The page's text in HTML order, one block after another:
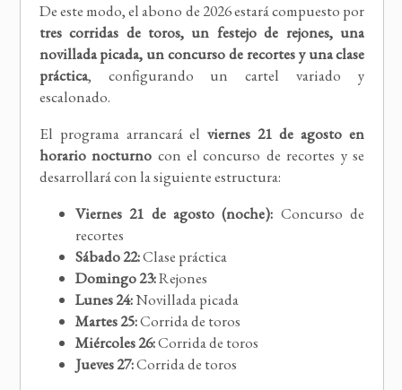
De este modo, el abono de 2026 estará compuesto por
tres corridas de toros, un festejo de rejones, una
novillada picada, un concurso de recortes y una clase
práctica, configurando un cartel variado y
escalonado.
El programa arrancará elviernes 21 de agosto en
horario nocturno con el concurso de recortes y se
desarrollará con la siguiente estructura:
Viernes 21 de agosto (noche): Concurso de
recortes
Sábado 22:Clase práctica
Domingo 23:Rejones
Lunes 24:Novillada picada
Martes 25:Corrida de toros
Miércoles 26:Corrida de toros
Jueves 27:Corrida de toros